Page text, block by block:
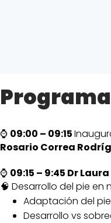
⌚ 09:00 – 09:15
Rosario Correa
⌚ 09:15 – 9:45 Dr
🧠 Desarrollo del pie en
Adaptación del
Desarrollo vs